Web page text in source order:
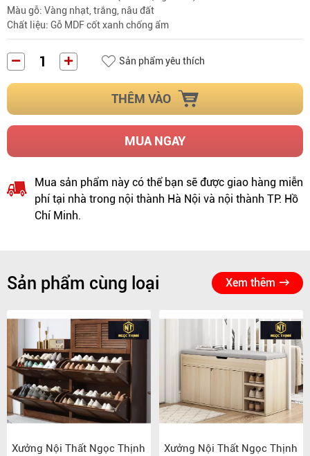
Màu gỗ: Vàng nhạt, trắng, nâu đất
Chất liệu: Gỗ MDF cốt xanh chống ẩm
Sản phẩm yêu thích
THÊM VÀO
MUA NGAY
Mua sản phẩm này có thể bạn sẽ được giao hàng miễn
phí tại nhà trong nội thành Hà Nội và nội thành TP. Hồ
Chí Minh.
Sản phẩm cùng loại Xem thêm
Xưởng Nội Thất Ngọc Thịnh
Xưởng Nội Thất Ngọc Thịnh